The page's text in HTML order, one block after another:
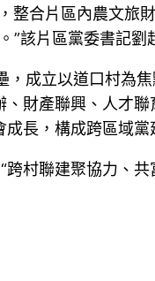
整合片區內農文旅
該片區黨委書記劉
，成立以道口村為
財產聯興、人才
長，構成跨區域黨
村聯建聚協力、